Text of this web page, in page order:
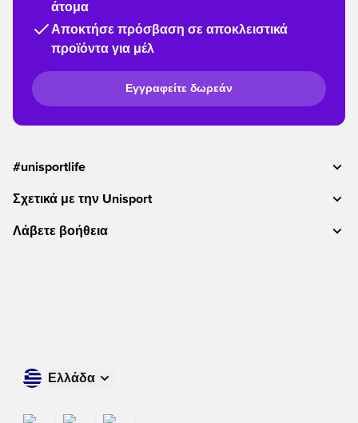
άτομα
Αποκτήσε πρόσβαση σε αποκλειστικά
προϊόντα για μέλ
Εγγραφείτε δωρεάν
#unisportlife
Σχετικά με την Unisport
Λάβετε βοήθεια
Ελλάδα